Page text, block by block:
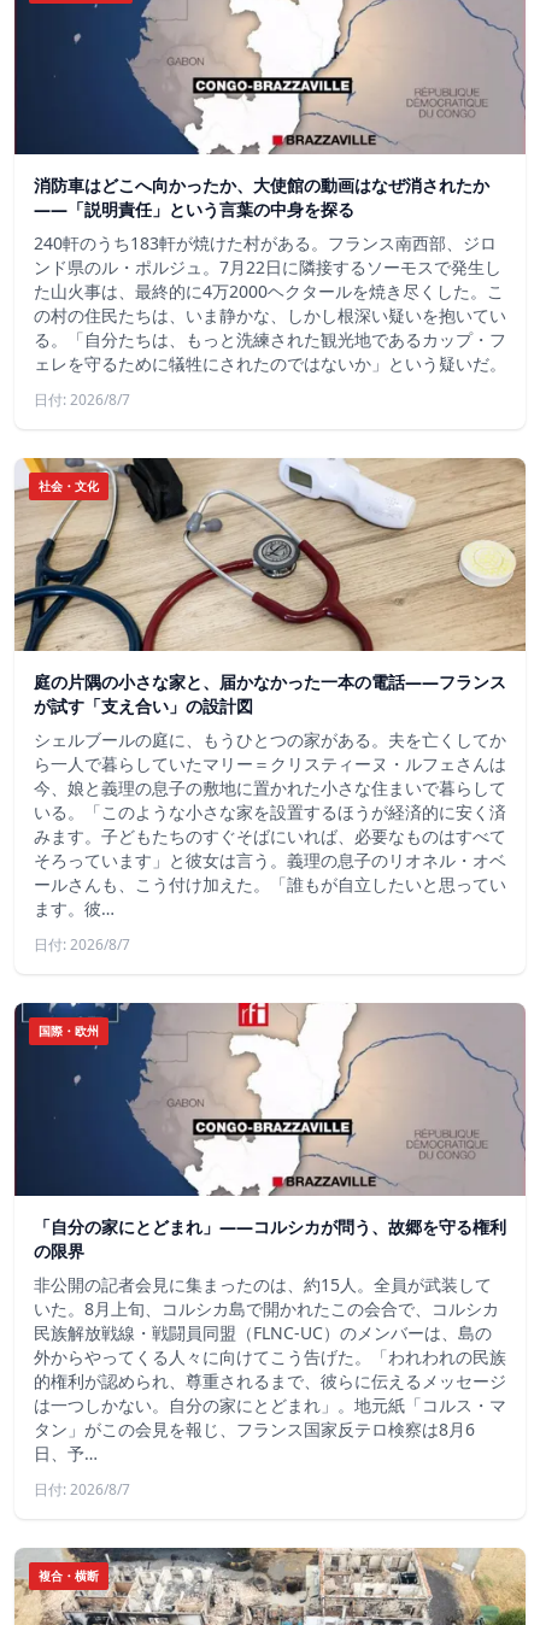
消防車はどこへ向かったか、大使館の動画はなぜ消されたか
——「説明責任」という言葉の中身を探る
240軒のうち183軒が焼けた村がある。フランス南西部、ジロ
ンド県のル・ポルジュ。7月22日に隣接するソーモスで発生し
た山火事は、最終的に4万2000ヘクタールを焼き尽くした。こ
の村の住民たちは、いま静かな、しかし根深い疑いを抱いてい
る。「自分たちは、もっと洗練された観光地であるカップ・フ
ェレを守るために犠牲にされたのではないか」という疑いだ。
日付: 2026/8/7
社会・文化
庭の片隅の小さな家と、届かなかった一本の電話——フランス
が試す「支え合い」の設計図
シェルブールの庭に、もうひとつの家がある。夫を亡くしてか
ら一人で暮らしていたマリー＝クリスティーヌ・ルフェさんは
今、娘と義理の息子の敷地に置かれた小さな住まいで暮らして
いる。「このような小さな家を設置するほうが経済的に安く済
みます。子どもたちのすぐそばにいれば、必要なものはすべて
そろっています」と彼女は言う。義理の息子のリオネル・オベ
ールさんも、こう付け加えた。「誰もが自立したいと思ってい
ます。彼…
日付: 2026/8/7
国際・欧州
「自分の家にとどまれ」——コルシカが問う、故郷を守る権利
の限界
非公開の記者会見に集まったのは、約15人。全員が武装して
いた。8月上旬、コルシカ島で開かれたこの会合で、コルシカ
民族解放戦線・戦闘員同盟（FLNC-UC）のメンバーは、島の
外からやってくる人々に向けてこう告げた。「われわれの民族
的権利が認められ、尊重されるまで、彼らに伝えるメッセージ
は一つしかない。自分の家にとどまれ」。地元紙「コルス・マ
タン」がこの会見を報じ、フランス国家反テロ検察は8月6
日、予…
日付: 2026/8/7
複合・横断